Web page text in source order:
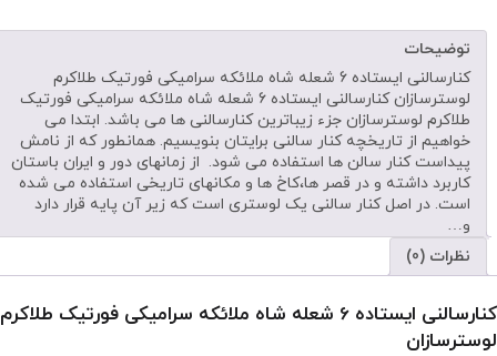
توضیحات
کنارسالنی ایستاده 6 شعله شاه ملائکه سرامیکی فورتیک طلاکرم
لوسترسازان کنارسالنی ایستاده 6 شعله شاه ملائکه سرامیکی فورتیک
طلاکرم لوسترسازان جزء زیباترین کنارسالنی ها می باشد. ابتدا می
خواهیم از تاریخچه کنار سالنی برایتان بنویسیم. همانطور که از نامش
پیداست کنار سالن ها استفاده می شود. از زمانهای دور و ایران باستان
کاربرد داشته و در قصر ها،کاخ ها و مکانهای تاریخی استفاده می شده
است. در اصل کنار سالنی یک لوستری است که زیر آن پایه قرار دارد
و…
نظرات (0)
کنارسالنی ایستاده 6 شعله شاه ملائکه سرامیکی فورتیک طلاکرم
لوسترسازان